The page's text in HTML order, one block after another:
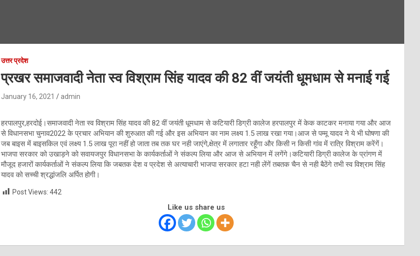
उत्तर प्रदेश
प्रखर समाजवादी नेता स्व विश्राम सिंह यादव की 82 वीं जयंती धूमधाम से मनाई गई
January 16, 2021 admin
हरपालपुर,हरदोई।समाजवादी नेता स्व विश्राम सिंह यादव की 82 वीं जयंती धूमधाम से कटियारी डिग्री कालेज हरपालपुर में केक काटकर मनाया गया और आज
से विधानसभा चुनाव2022 के प्रचार अभियान की शुरुआत की गई और इस अभियान का नाम लक्ष्य 1.5 लाख रखा गया।आज से पम्मू यादव ने ये भी घोषणा की
जब बाइस में बाइसकिल एवं लक्ष्य 1.5 लाख पूरा नहीं हो जाता तब तक घर नही जाएंगे,क्षेत्र में लगातार रहूँगा और किसी न किसी गांव में रात्रि विश्राम करेंगें।
भाजपा सरकार को उखाड़ने को सवायजपुर विधानसभा के कार्यकर्ताओं ने संकल्प लिया और आज से अभियान में लगेंगे।कटियारी डिग्री कालेज के प्रांगण में
मौजूद हजारों कार्यकर्ताओं ने संकल्प लिया कि जबतक देश व प्रदेश से अत्याचारी भाजपा सरकार हटा नही लेंगें तबतक चैन से नही बैठेंगे तभी स्व विश्राम सिंह
यादव को सच्ची श्रद्धांजलि अर्पित होगी।
Post Views: 442
Like us share us